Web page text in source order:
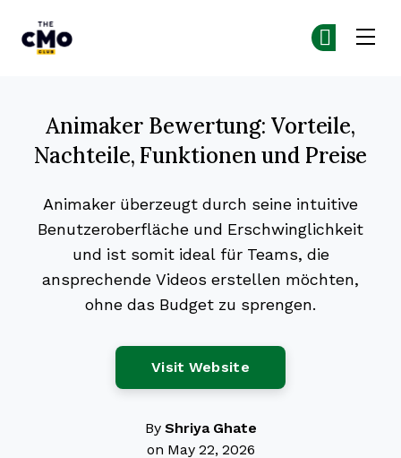
Animaker Bewertung: Vorteile,
Nachteile, Funktionen und Preise
Animaker überzeugt durch seine intuitive
Benutzeroberfläche und Erschwinglichkeit
und ist somit ideal für Teams, die
ansprechende Videos erstellen möchten,
ohne das Budget zu sprengen.
Visit Website
By Shriya Ghate
on May 22, 2026